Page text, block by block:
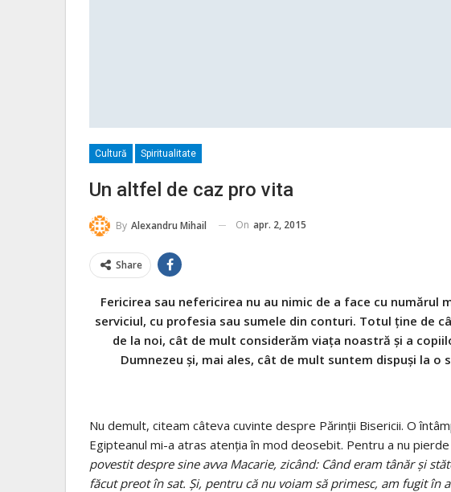
Cultură Spiritualitate
Un altfel de caz pro vita
By Alexandru Mihail On apr. 2, 2015
Share
Fericirea sau nefericirea nu au nimic de a face cu numărul
serviciul, cu profesia sau sumele din conturi. Totul ține de
de la noi, cât de mult considerăm viața noastră și a
Dumnezeu și, mai ales, cât de mult suntem dispuși la o
Nu demult, citeam câteva cuvinte despre Părinții Bisericii. O
Egipteanul mi-a atras atenția în mod deosebit. Pentru a nu
povestit despre sine avva Macarie, zicând: Când eram tânăr și
făcut preot în sat. Și, pentru că nu voiam să primesc, am fugit în